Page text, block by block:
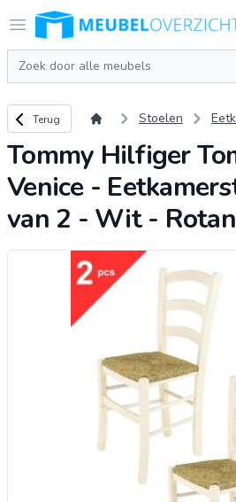
Open menu
Logo Meubeloverzicht.nl
Zoeken
Terug naar overzicht
Terug Stoelen
Tommy Hilfiger
Venice -
van 2 - Wit -